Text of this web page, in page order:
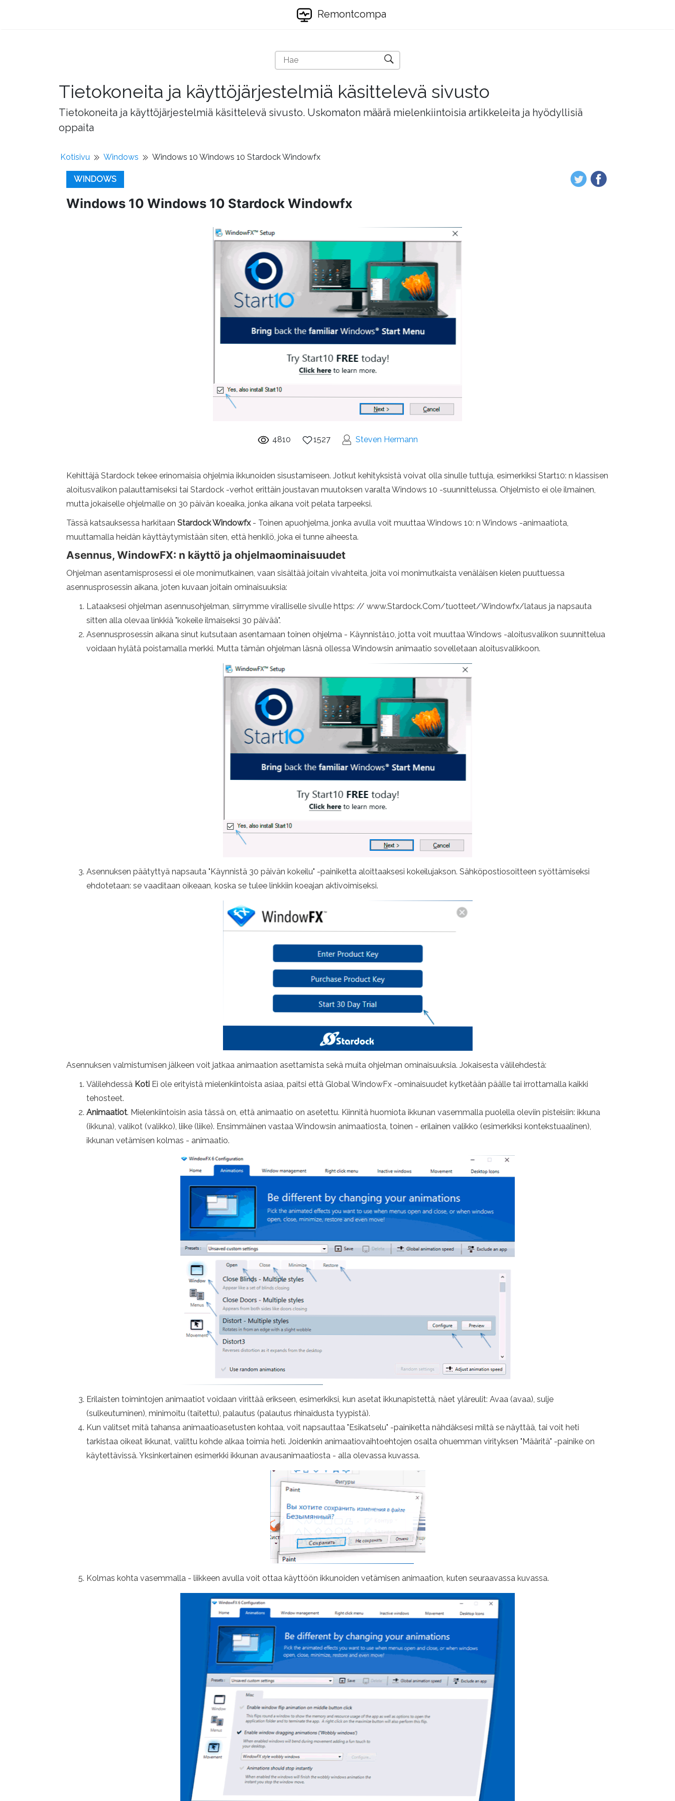
Remontcompa
Tietokoneita ja käyttöjärjestelmiä käsittelevä sivusto
Tietokoneita ja käyttöjärjestelmiä käsittelevä sivusto. Uskomaton määrä mielenkiintoisia artikkeleita ja hyödyllisiä
oppaita
Kotisivu Windows Windows 10 Windows 10 Stardock Windowfx
WINDOWS
Windows 10 Windows 10 Stardock Windowfx
4810 1527 Steven Hermann
Kehittäjä Stardock tekee erinomaisia ​​ohjelmia ikkunoiden sisustamiseen. Jotkut kehityksistä voivat olla sinulle tuttuja, esimerkiksi Start10: n klassisen
aloitusvalikon palauttamiseksi tai Stardock -verhot erittäin joustavan muutoksen varalta Windows 10 -suunnittelussa. Ohjelmisto ei ole ilmainen,
mutta jokaiselle ohjelmalle on 30 päivän koeaika, jonka aikana voit pelata tarpeeksi.
Tässä katsauksessa harkitaan Stardock Windowfx- Toinen apuohjelma, jonka avulla voit muuttaa Windows 10: n Windows -animaatiota,
muuttamalla heidän käyttäytymistään siten, että henkilö, joka ei tunne aiheesta.
Asennus, WindowFX: n käyttö ja ohjelmaominaisuudet
Ohjelman asentamisprosessi ei ole monimutkainen, vaan sisältää joitain vivahteita, joita voi monimutkaista venäläisen kielen puuttuessa
asennusprosessin aikana, joten kuvaan joitain ominaisuuksia:
Lataaksesi ohjelman asennusohjelman, siirrymme viralliselle sivulle https: // www.Stardock.Com/tuotteet/Windowfx/lataus ja napsauta
sitten alla olevaa linkkiä "kokeile ilmaiseksi 30 päivää".
Asennusprosessin aikana sinut kutsutaan asentamaan toinen ohjelma - Käynnistä10, jotta voit muuttaa Windows -aloitusvalikon suunnittelua
voidaan hylätä poistamalla merkki. Mutta tämän ohjelman läsnä ollessa Windowsin animaatio sovelletaan aloitusvalikkoon.
Asennuksen päätyttyä napsauta "Käynnistä 30 päivän kokeilu" -painiketta aloittaaksesi kokeilujakson. Sähköpostiosoitteen syöttämiseksi
ehdotetaan: se vaaditaan oikeaan, koska se tulee linkkiin koeajan aktivoimiseksi.
Asennuksen valmistumisen jälkeen voit jatkaa animaation asettamista sekä muita ohjelman ominaisuuksia. Jokaisesta välilehdestä:
Välilehdessä Koti Ei ole erityistä mielenkiintoista asiaa, paitsi että Global WindowFx -ominaisuudet kytketään päälle tai irrottamalla kaikki
tehosteet.
Animaatiot. Mielenkiintoisin asia tässä on, että animaatio on asetettu. Kiinnitä huomiota ikkunan vasemmalla puolella oleviin pisteisiin: ikkuna
(ikkuna), valikot (valikko), liike (liike). Ensimmäinen vastaa Windowsin animaatiosta, toinen - erilainen valikko (esimerkiksi kontekstuaalinen),
ikkunan vetämisen kolmas - animaatio.
Erilaisten toimintojen animaatiot voidaan virittää erikseen, esimerkiksi, kun asetat ikkunapistettä, näet yläreulit: Avaa (avaa), sulje
(sulkeutuminen), minimoitu (taitettu), palautus (palautus rhinaidusta tyypistä).
Kun valitset mitä tahansa animaatioasetusten kohtaa, voit napsauttaa "Esikatselu" -painiketta nähdäksesi miltä se näyttää, tai voit heti
tarkistaa oikeat ikkunat, valittu kohde alkaa toimia heti. Joidenkin animaatiovaihtoehtojen osalta ohuemman virityksen "Määritä" -painike on
käytettävissä. Yksinkertainen esimerkki ikkunan avausanimaatiosta - alla olevassa kuvassa.
Kolmas kohta vasemmalla - liikkeen avulla voit ottaa käyttöön ikkunoiden vetämisen animaation, kuten seuraavassa kuvassa.